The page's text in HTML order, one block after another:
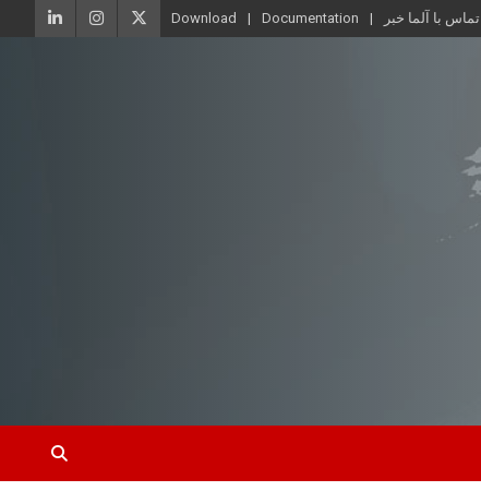
تماس با آلما خبر Documentation
Download